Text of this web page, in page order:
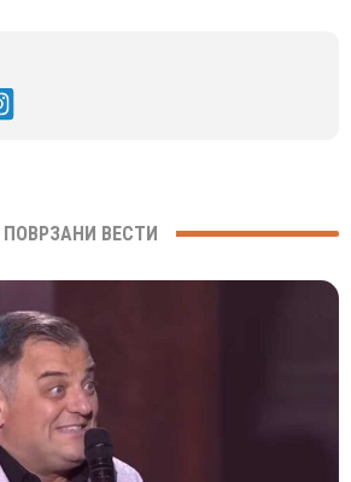
ПОВРЗАНИ ВЕСТИ